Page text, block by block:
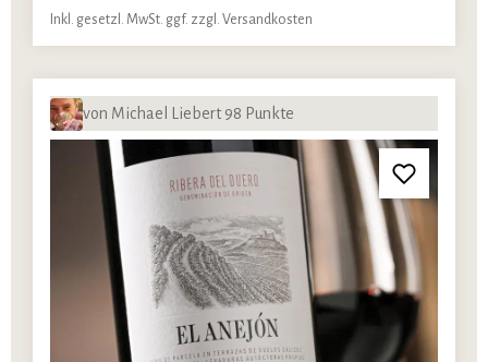
Inkl. gesetzl. MwSt. ggf. zzgl. Versandkosten
von Michael Liebert 98 Punkte